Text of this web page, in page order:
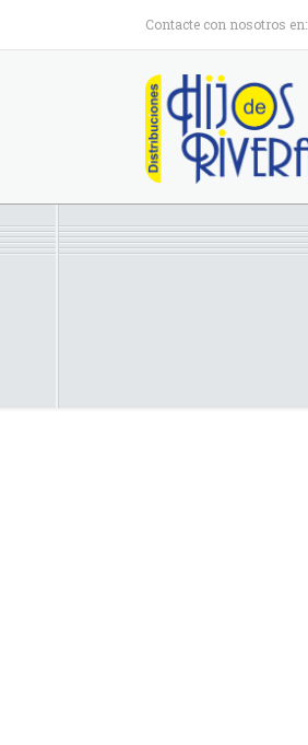
Contacte con nosotros en: